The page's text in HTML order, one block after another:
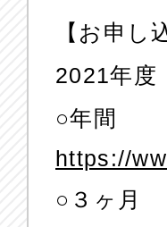
【お申し
2021年
○年間
https://
○３ヶ月